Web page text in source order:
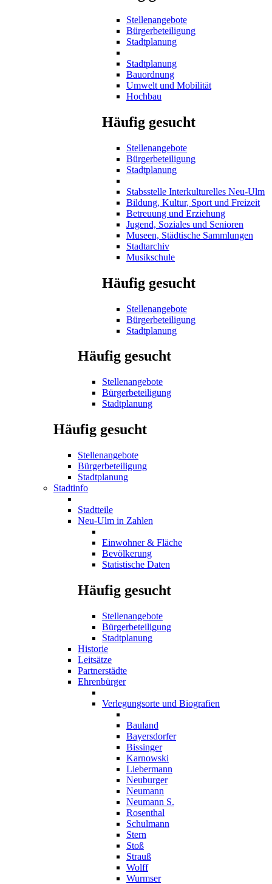
Stellenangebote
Bürgerbeteiligung
Stadtplanung
Stadtplanung
Bauordnung
Umwelt und Mobilität
Hochbau
Häufig gesucht
Stellenangebote
Bürgerbeteiligung
Stadtplanung
Stabsstelle Interkulturelles Neu-Ulm
Bildung, Kultur, Sport und Freizeit
Betreuung und Erziehung
Jugend, Soziales und Senioren
Museen, Städtische Sammlungen
Stadtarchiv
Musikschule
Häufig gesucht
Stellenangebote
Bürgerbeteiligung
Stadtplanung
Häufig gesucht
Stellenangebote
Bürgerbeteiligung
Stadtplanung
Häufig gesucht
Stellenangebote
Bürgerbeteiligung
Stadtplanung
Stadtinfo
Stadtteile
Neu-Ulm in Zahlen
Einwohner & Fläche
Bevölkerung
Statistische Daten
Häufig gesucht
Stellenangebote
Bürgerbeteiligung
Stadtplanung
Historie
Leitsätze
Partnerstädte
Ehrenbürger
Verlegungsorte und Biografien
Bauland
Bayersdorfer
Bissinger
Karnowski
Liebermann
Neuburger
Neumann
Neumann S.
Rosenthal
Schulmann
Stern
Stoß
Strauß
Wolff
Wurmser